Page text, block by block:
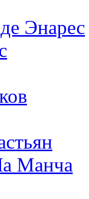
Энарес
Манча